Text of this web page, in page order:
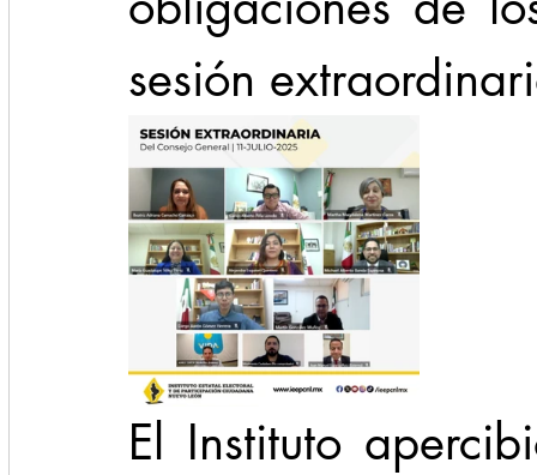
sesión
El Instituto